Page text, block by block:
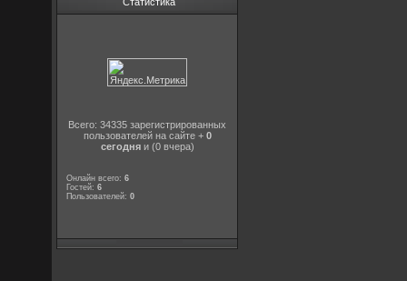
Всего: 34335 зарегистрированных
пользователей на сайте + 0
сегодняи (0 вчера)
Онлайн всего:6
Гостей:6
Пользователей:0